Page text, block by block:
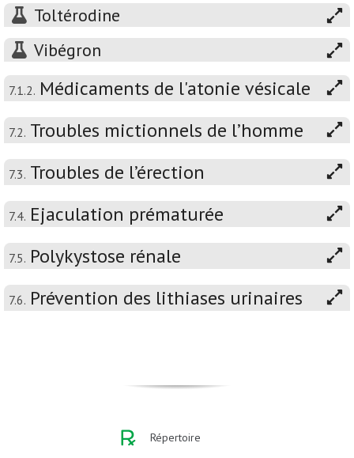
Toltérodine
Vibégron
7.1.2. Médicaments de l'atonie vésicale
7.2. Troubles mictionnels de l’homme
7.3. Troubles de l’érection
7.4. Ejaculation prématurée
7.5. Polykystose rénale
7.6. Prévention des lithiases urinaires
Répertoire